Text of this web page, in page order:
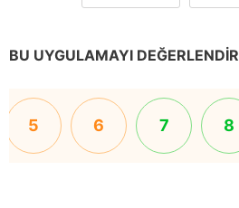
BU UYGULAMAYI DEĞERLENDIR
5 6 7 8